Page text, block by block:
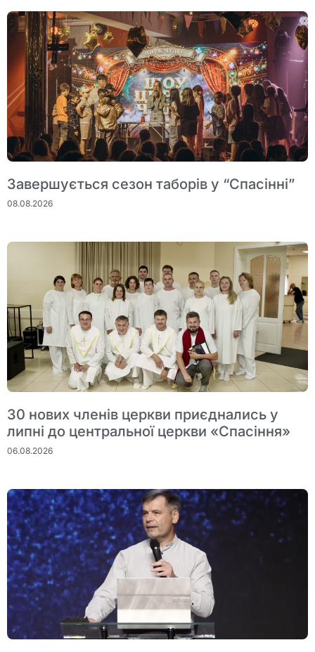
Завершується сезон таборів у “Спасінні”
08.08.2026
30 нових членів церкви приєднались у
липні до центральної церкви «Спасіння»
06.08.2026